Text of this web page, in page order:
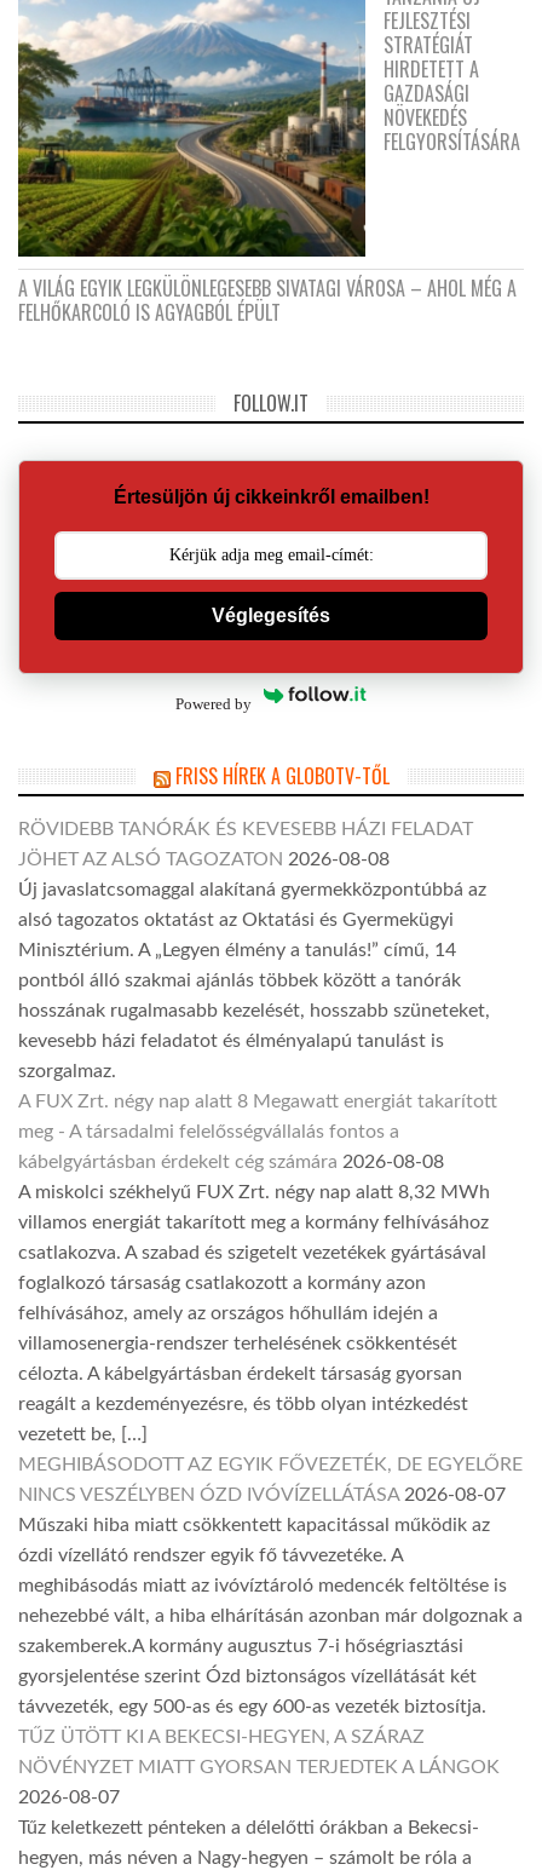
FEJLESZTÉSI
STRATÉGIÁT
HIRDETETT A
GAZDASÁGI
NÖVEKEDÉS
FELGYORSÍTÁSÁRA
A VILÁG EGYIK LEGKÜLÖNLEGESEBB SIVATAGI VÁROSA – AHOL MÉG A
FELHŐKARCOLÓ IS AGYAGBÓL ÉPÜLT
FOLLOW.IT
Értesüljön új cikkeinkről emailben!
Véglegesítés
Powered by
FRISS HÍREK A GLOBOTV-TŐL
RÖVIDEBB TANÓRÁK ÉS KEVESEBB HÁZI FELADAT
JÖHET AZ ALSÓ TAGOZATON 2026-08-08
Új javaslatcsomaggal alakítaná gyermekközpontúbbá az
alsó tagozatos oktatást az Oktatási és Gyermekügyi
Minisztérium. A „Legyen élmény a tanulás!” című, 14
pontból álló szakmai ajánlás többek között a tanórák
hosszának rugalmasabb kezelését, hosszabb szüneteket,
kevesebb házi feladatot és élményalapú tanulást is
szorgalmaz.
A FUX Zrt. négy nap alatt 8 Megawatt energiát takarított
meg - A társadalmi felelősségvállalás fontos a
kábelgyártásban érdekelt cég számára 2026-08-08
A miskolci székhelyű FUX Zrt. négy nap alatt 8,32 MWh
villamos energiát takarított meg a kormány felhívásához
csatlakozva. A szabad és szigetelt vezetékek gyártásával
foglalkozó társaság csatlakozott a kormány azon
felhívásához, amely az országos hőhullám idején a
villamosenergia-rendszer terhelésének csökkentését
célozta. A kábelgyártásban érdekelt társaság gyorsan
reagált a kezdeményezésre, és több olyan intézkedést
vezetett be, […]
MEGHIBÁSODOTT AZ EGYIK FŐVEZETÉK, DE EGYELŐRE
NINCS VESZÉLYBEN ÓZD IVÓVÍZELLÁTÁSA 2026-08-07
Műszaki hiba miatt csökkentett kapacitással működik az
ózdi vízellátó rendszer egyik fő távvezetéke. A
meghibásodás miatt az ivóvíztároló medencék feltöltése is
nehezebbé vált, a hiba elhárításán azonban már dolgoznak a
szakemberek.A kormány augusztus 7-i hőségriasztási
gyorsjelentése szerint Ózd biztonságos vízellátását két
távvezeték, egy 500-as és egy 600-as vezeték biztosítja.
TŰZ ÜTÖTT KI A BEKECSI-HEGYEN, A SZÁRAZ
NÖVÉNYZET MIATT GYORSAN TERJEDTEK A LÁNGOK
2026-08-07
Tűz keletkezett pénteken a délelőtti órákban a Bekecsi-
hegyen, más néven a Nagy-hegyen – számolt be róla a